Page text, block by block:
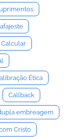
Calcular
Ética
Callback
embreagem
Cristo